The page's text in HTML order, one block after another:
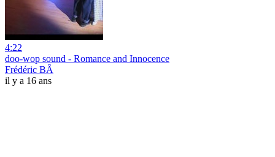
4:22
doo-wop sound - Romance and Innocence
Frédéric BÂ
il y a 16 ans